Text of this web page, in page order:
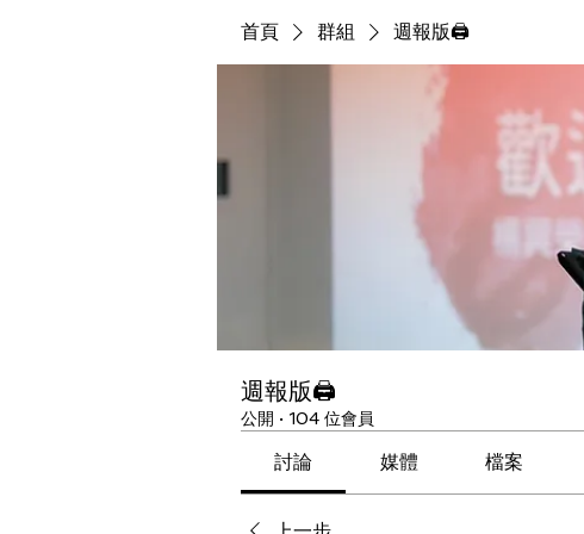
首頁 群組 週報版🖨
週報版🖨
公開 · 104 位會員
討論 媒體 檔案